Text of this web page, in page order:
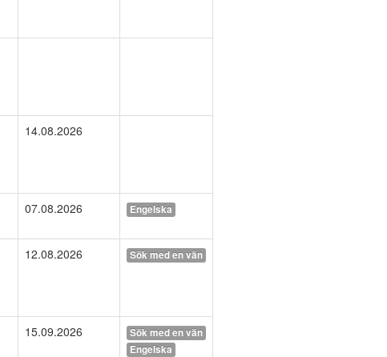
14.08.2026
07.08.2026 Engelska
12.08.2026 Sök med en vän
15.09.2026
Sök med en vän
Engelska